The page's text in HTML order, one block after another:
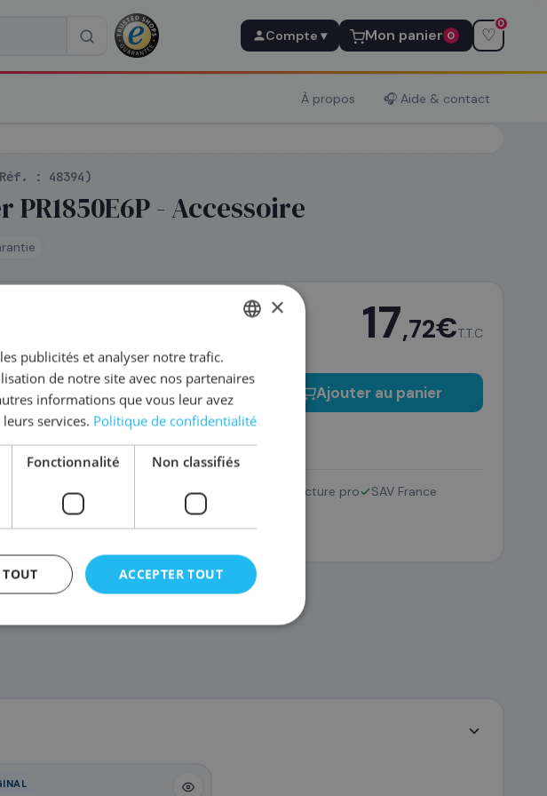
Compte ▾ Mon panier 0 ♡
0
À propos 🎧 Aide & contact
: 48394)
PR1850E6P - Accessoire
après votre commande
17,72€T.T.C
− Ajouter au panier
la sériePR-1850
Retour 14 jours Facture pro SAV France
ENGLISH
×
publicités et analyser notre trafic.
de notre site avec nos partenaires
informations que vous leur avez
services. Politique de confidentialité
Fonctionnalité Non classifiés
ACCEPTER TOUT
TOUT